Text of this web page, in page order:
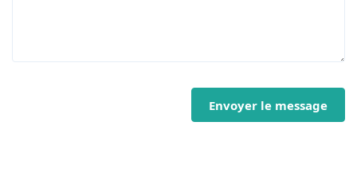
Envoyer le message